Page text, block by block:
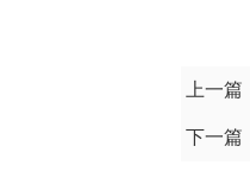
上一篇
下一篇